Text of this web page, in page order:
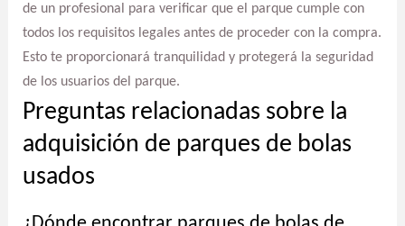
de un profesional para verificar que el parque cumple con
todos los requisitos legales antes de proceder con la compra.
Esto te proporcionará tranquilidad y protegerá la seguridad
de los usuarios del parque.
Preguntas relacionadas sobre la
adquisición de parques de bolas
usados